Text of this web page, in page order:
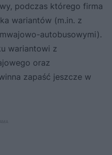
podczas którego firma
wariantów (m.in. z
autobusowymi).
wariantowi z
oraz
zapaść jeszcze w